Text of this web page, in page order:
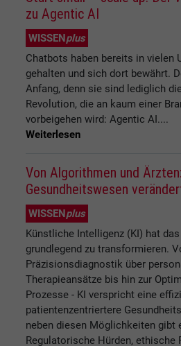
zu Agentic AI
WISSENplus
Chatbots haben bereits in vielen
gehalten und sich dort bewährt.
Anfang, denn sie sind lediglich
Revolution, die an kaum einer
vorbeigehen wird: Agentic AI....
Weiterlesen
Von Algorithmen und
Gesundheitswesen
WISSENplus
Künstliche Intelligenz (KI) hat
grundlegend zu transformieren.
Präzisionsdiagnostik über
Therapieansätze bis hin zur
Prozesse - KI verspricht eine
patientenzentriertere
neben diesen Möglichkeiten gibt
Regulatorische Hürden, ethische